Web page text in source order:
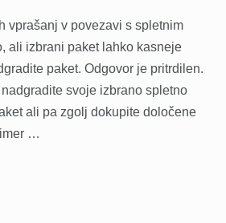
vprašanj v povezavi s spletnim
ali izbrani paket lahko kasneje
paket. Odgovor je pritrdilen.
svoje izbrano spletno
ali pa zgolj dokupite določene
…